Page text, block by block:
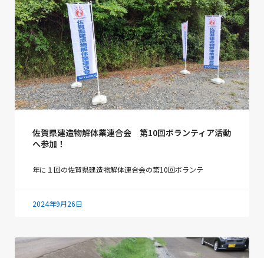
佐賀県建造物解体業連合会 第10回ボランティア活動
へ参加！
年に１回の佐賀県建造物解体連合会の第10回ボランテ
2024年9月26日